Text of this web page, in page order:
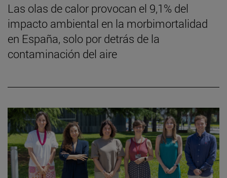
Las olas de calor provocan el 9,1% del
impacto ambiental en la morbimortalidad
en España, solo por detrás de la
contaminación del aire